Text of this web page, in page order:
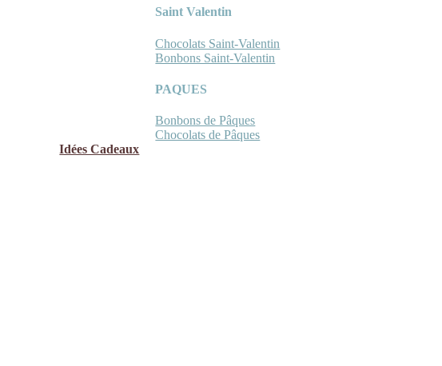
Saint Valentin
Chocolats Saint-Valentin
Bonbons Saint-Valentin
PAQUES
Bonbons de Pâques
Chocolats de Pâques
Idées Cadeaux